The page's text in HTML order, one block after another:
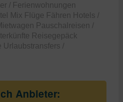
/ Ferienwohnungen
Mix Flüge Fähren Hotels /
Pauschalreisen /
Reisegepäck
Urlaubstransfers /
Anbieter: